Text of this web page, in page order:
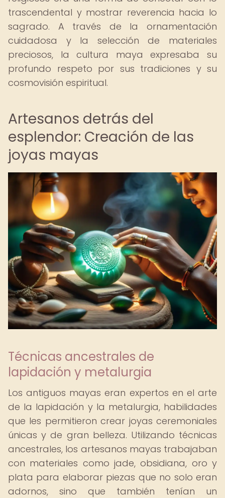
trascendental y mostrar reverencia hacia lo
sagrado. A través de la ornamentación
cuidadosa y la selección de materiales
preciosos, la cultura maya expresaba su
profundo respeto por sus tradiciones y su
cosmovisión espiritual.
Artesanos detrás del
esplendor: Creación de las
joyas mayas
Técnicas ancestrales de
lapidación y metalurgia
Los antiguos mayas eran expertos en el arte
de la lapidación y la metalurgia, habilidades
que les permitieron crear joyas ceremoniales
únicas y de gran belleza. Utilizando técnicas
ancestrales, los artesanos mayas trabajaban
con materiales como jade, obsidiana, oro y
plata para elaborar piezas que no solo eran
adornos, sino que también tenían un